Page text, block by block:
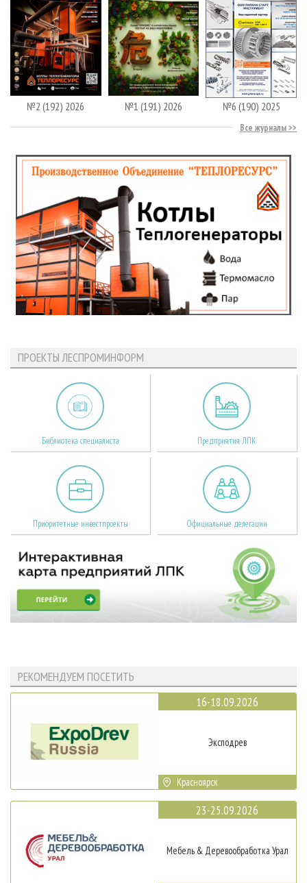
№2 (192) 2026 №1 (191) 2026 №6 (190) 2025
Все журналы
ПРОЕКТЫ ЛЕСПРОМИНФОРМ
Библиотека специалиста Предприятия ЛПК
Приоритетные инвестпроекты Официальные делегации
РЕКОМЕНДУЕМ ПОСЕТИТЬ
16-18.09.2026
Эксподрев
Красноярск
23-25.09.2026
Мебель & Деревообработка Урал